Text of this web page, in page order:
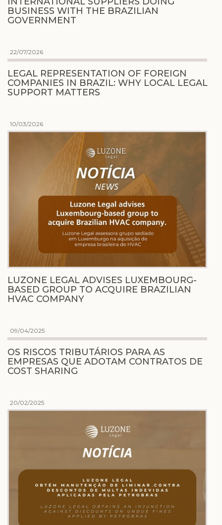
BUSINESS WITH THE BRAZILIAN
GOVERNMENT
22/07/2026
LEGAL REPRESENTATION OF FOREIGN
COMPANIES IN BRAZIL: WHY LOCAL LEGAL
SUPPORT MATTERS
10/03/2026
LUZONE LEGAL ADVISES LUXEMBOURG-
BASED GROUP TO ACQUIRE BRAZILIAN
HVAC COMPANY
09/04/2025
OS RISCOS TRIBUTÁRIOS PARA AS
EMPRESAS QUE ADOTAM CONTRATOS DE
COST SHARING
20/02/2025